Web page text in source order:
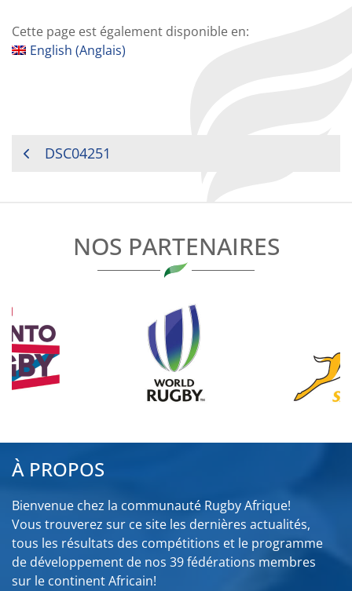
Cette page est également disponible en:
English (Anglais)
NAVIGATION
DSC04251
NOS PARTENAIRES
À PROPOS
Bienvenue chez la communauté Rugby Afrique!
Vous trouverez sur ce site les dernières actualités,
tous les résultats des compétitions et le programme
de développement de nos 39 fédérations membres
sur le continent Africain!